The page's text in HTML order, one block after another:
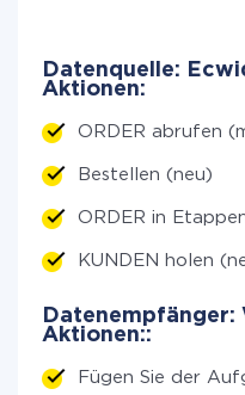
Datenquelle:
Aktionen:
ORDER abrufen
Bestellen (neu)
ORDER in
KUNDEN holen
Datenempfänger:
Aktionen::
Fügen Sie der